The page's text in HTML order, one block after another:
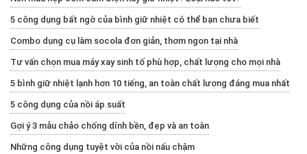
5 công dụng bất ngờ của bình giữ nhiệt có thể bạn chưa biết
Combo dụng cụ làm socola đơn giản, thơm ngon tại nhà
Tư vấn chọn mua máy xay sinh tố phù hợp, chất lượng cho mọi nhà
5 bình giữ nhiệt lạnh hơn 10 tiếng, an toàn chất lượng đáng mua nhất
5 công dụng của nồi áp suất
Gợi ý 3 mẫu chảo chống dính bền, đẹp và an toàn
Những công dụng tuyệt vời của nồi nấu chậm